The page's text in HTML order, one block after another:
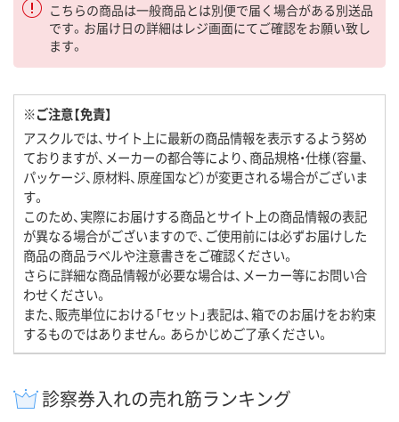
こちらの商品は一般商品とは別便で届く場合がある別送品
です。お届け日の詳細はレジ画面にてご確認をお願い致し
ます。
※ご注意【免責】
アスクルでは、サイト上に最新の商品情報を表示するよう努め
ておりますが、メーカーの都合等により、商品規格・仕様（容量、
パッケージ、原材料、原産国など）が変更される場合がございま
す。
このため、実際にお届けする商品とサイト上の商品情報の表記
が異なる場合がございますので、ご使用前には必ずお届けした
商品の商品ラベルや注意書きをご確認ください。
さらに詳細な商品情報が必要な場合は、メーカー等にお問い合
わせください。
また、販売単位における「セット」表記は、箱でのお届けをお約束
するものではありません。あらかじめご了承ください。
診察券入れの売れ筋ランキング